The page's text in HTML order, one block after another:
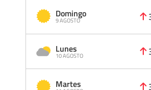
Domingo
9 AGOSTO
Lunes
10 AGOSTO
Martes